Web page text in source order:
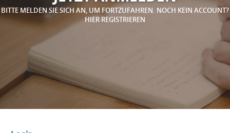
BITTE MELDEN SIE SICH AN, UM FORTZUFAHREN. NOCH KEIN ACCOUNT?
HIER REGISTRIEREN